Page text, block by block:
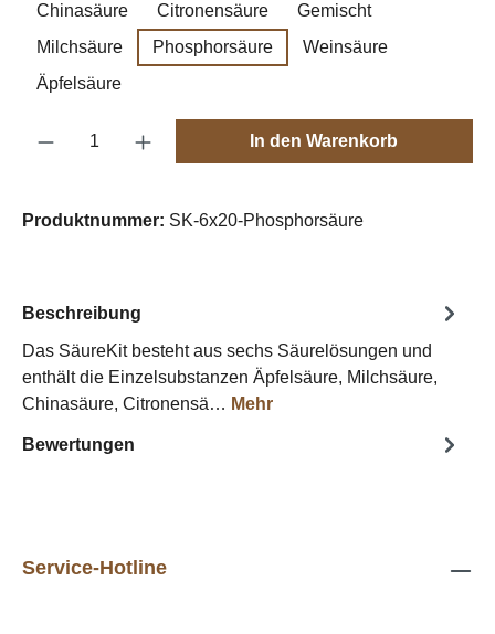
Chinasäure Citronensäure
Gemischt
Milchsäure
Phosphorsäure
Weinsäure
Äpfelsäure
Produkt Anzahl: Gib den gewünschten
In den Warenkorb
Produktnummer: SK-6x20-Phosphorsäure
Beschreibung
Das SäureKit besteht aus sechs Säurelösungen und
enthält die Einzelsubstanzen Äpfelsäure, Milchsäure,
Chinasäure, Citronensä… Mehr
Bewertungen
Service-Hotline